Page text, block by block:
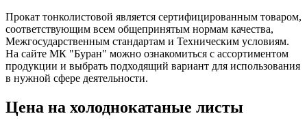
Прокат тонколистовой является сертифицированным товаром,
соответствующим всем общепринятым нормам качества,
Межгосударственным стандартам и Техническим условиям.
На сайте МК "Буран" можно ознакомиться с ассортиментом
продукции и выбрать подходящий вариант для использования
в нужной сфере деятельности.
Цена на холоднокатаные листы